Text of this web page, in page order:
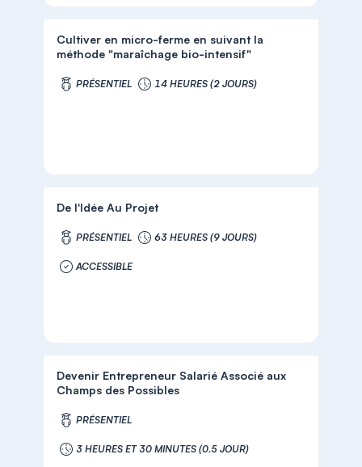
Cultiver en micro-ferme en suivant la
méthode "maraîchage bio-intensif"
PRÉSENTIEL 14 HEURES (2 JOURS)
De l'Idée Au Projet
PRÉSENTIEL 63 HEURES (9 JOURS)
ACCESSIBLE
Devenir Entrepreneur Salarié Associé aux
Champs des Possibles
PRÉSENTIEL
3 HEURES ET 30 MINUTES (0.5 JOUR)